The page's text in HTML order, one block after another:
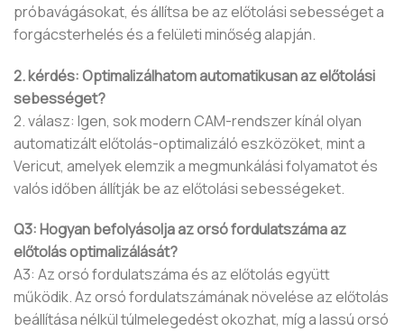
próbavágásokat, és állítsa be az előtolási sebességet a
forgácsterhelés és a felületi minőség alapján.
2. kérdés: Optimalizálhatom automatikusan az előtolási
sebességet?
2. válasz: Igen, sok modern CAM-rendszer kínál olyan
automatizált előtolás-optimalizáló eszközöket, mint a
Vericut, amelyek elemzik a megmunkálási folyamatot és
valós időben állítják be az előtolási sebességeket.
Q3: Hogyan befolyásolja az orsó fordulatszáma az
előtolás optimalizálását?
A3: Az orsó fordulatszáma és az előtolás együtt
működik. Az orsó fordulatszámának növelése az előtolás
beállítása nélkül túlmelegedést okozhat, míg a lassú orsó